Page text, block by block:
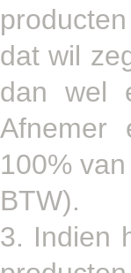
dat wil
dan wel
Afnemer
100%
BTW).
3. Indien